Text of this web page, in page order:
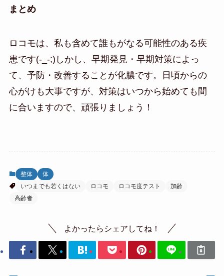
まとめ
ロコモは、私も含めて誰もがなる可能性のある疾
患です(-_-;)しかし、早期発見・早期対策によっ
て、予防・改善することが化膿です。日頃からの
心がけも大事ですが、対策はいつから始めても間
に合いますので、頑張りましょう！
整体
体
いつまでも若くはない
ロコモ ロコモ度テスト
加齢
高齢者
よかったらシェアしてね！